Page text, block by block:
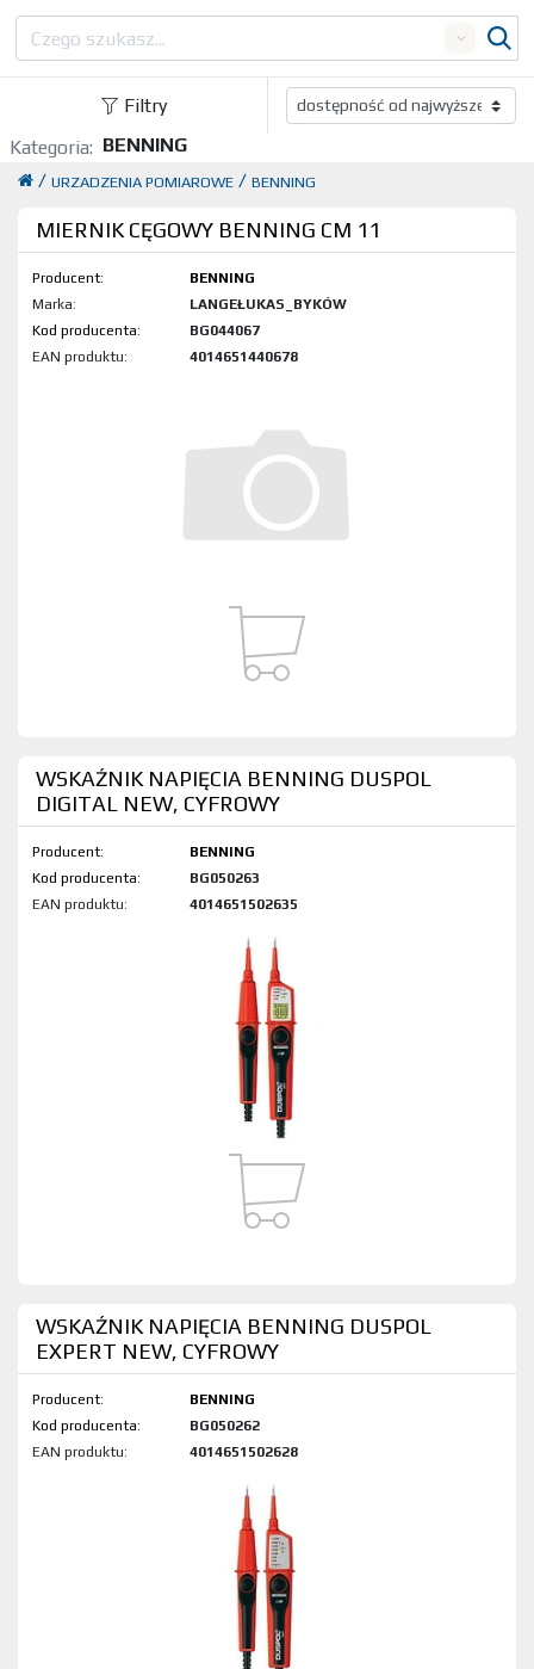
Filtry
Kategoria: BENNING
BENNING
/
URZADZENIA POMIAROWE
/
MIERNIK CĘGOWY BENNING CM 11
Producent:
BENNING
Marka:
LANGEŁUKAS_BYKÓW
Kod produktu:
BG044067
EAN produktu:
4014651440678
WSKAŹNIK NAPIĘCIA BENNING DUSPOL
DIGITAL NEW, CYFROWY
Producent:
BENNING
Kod produktu:
BG050263
EAN produktu:
4014651502635
WSKAŹNIK NAPIĘCIA BENNING DUSPOL
EXPERT NEW, CYFROWY
Producent:
BENNING
Kod produktu:
BG050262
EAN produktu:
4014651502628